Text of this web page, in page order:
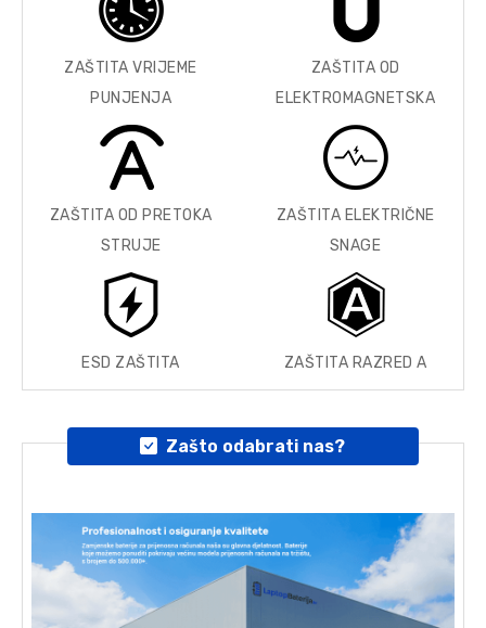
ZAŠTITA VRIJEME
PUNJENJA
ZAŠTITA OD
ELEKTROMAGNETSKA
ZAŠTITA OD PRETOKA
STRUJE
ZAŠTITA ELEKTRIČNE
SNAGE
ESD ZAŠTITA ZAŠTITA RAZRED A
Zašto odabrati nas?